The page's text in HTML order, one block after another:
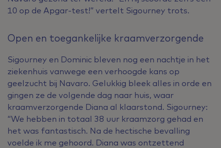
10 op de Apgar-test!” vertelt Sigourney trots.
Open en toegankelijke kraamverzorgende
Sigourney en Dominic bleven nog een nachtje in het
ziekenhuis vanwege een verhoogde kans op
geelzucht bij Navaro. Gelukkig bleek alles in orde en
gingen ze de volgende dag naar huis, waar
kraamverzorgende Diana al klaarstond. Sigourney:
“We hebben in totaal 38 uur kraamzorg gehad en
het was fantastisch. Na de hectische bevalling
voelde ik me gehoord. Diana was ontzettend